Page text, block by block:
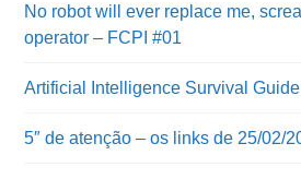
No robot will ever replace me,
operator – FCPI #01
Artificial Intelligence Survival
5″ de atenção – os links de 25/02/